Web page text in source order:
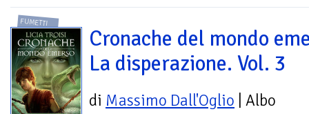
FUMETTI
Cronache del mondo
La disperazione. Vol. 3
di Massimo Dall'Oglio | Albo